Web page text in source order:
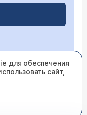
НЕОБХОДИМО
для обеспечения
сайт,